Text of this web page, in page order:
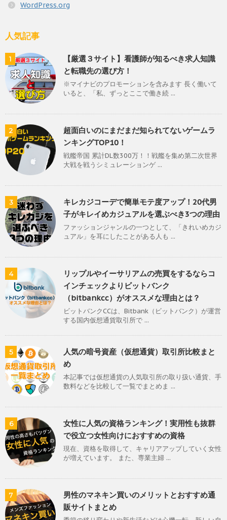
WordPress.org
人気記事
1
【厳選３サイト】看護師が知るべき求人知識
と転職先の選び方！
※マイナビのプロモーションを含みます 長く働いて
いると、「私、ずっとここで働き続 ...
2
超面白いのにまだまだ知られてないゲームラ
ンキングTOP10！
戦艦帝国 累計DL数300万！！戦艦を集め第二次世界
大戦を戦うシミュレーションゲ ...
3
キレカジコーデで簡単モテ度アップ！20代男
子がキレイめカジュアルを選ぶべき3つの理由
ファッションジャンルの一つとして、「きれいめカジ
ュアル」を耳にしたことがある人も ...
4
リップルやイーサリアムの売買をするならコ
インチェックよりビットバンク
（bitbankcc）がオススメな理由とは？
ビットバンクCCは、Bitbank（ビットバンク）が運営
する国内仮想通貨取引所で ...
5
人気の暗号資産（仮想通貨）取引所比較まと
め
本記事では仮想通貨の人気取引所の取り扱い通貨、手
数料などを比較して一覧でまとめま ...
6
女性に人気の資格ランキング！実用性も抜群
で役立つ女性向けにおすすめの資格
現在、資格を取得して、キャリアアップしていく女性
が増えています。 また、専業主婦 ...
7
男性のマネキン買いのメリットとおすすめ通
販サイトまとめ